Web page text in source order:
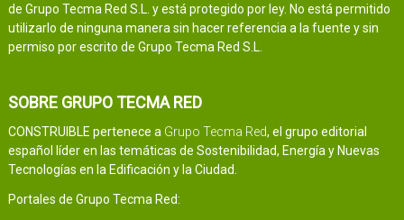
de Grupo Tecma Red S.L. y está protegido por ley. No está permitido
utilizarlo de ninguna manera sin hacer referencia a la fuente y sin
permiso por escrito de Grupo Tecma Red S.L.
SOBRE GRUPO TECMA RED
CONSTRUIBLE pertenece a Grupo Tecma Red, el grupo editorial
español líder en las temáticas de Sostenibilidad, Energía y Nuevas
Tecnologías en la Edificación y la Ciudad.
Portales de Grupo Tecma Red: